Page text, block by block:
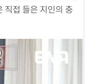
직접 들은 지인의 충